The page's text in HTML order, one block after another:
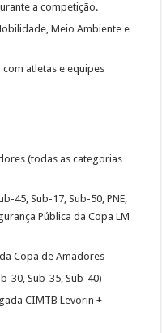
a competição.
Meio Ambiente e
atletas e equipes
(todas as categorias
45, Sub-17, Sub-50, PNE,
Pública da Copa LM
Copa de Amadores
30, Sub-35, Sub-40)
CIMTB Levorin +